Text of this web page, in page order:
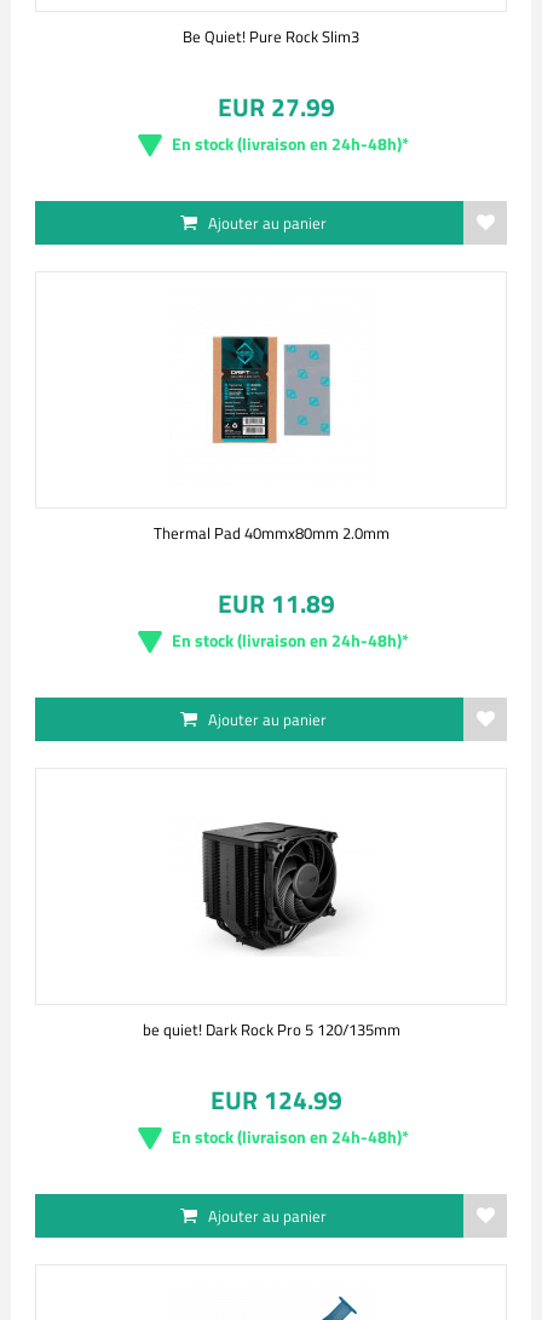
Be Quiet! Pure Rock Slim3
EUR 27.99
En stock (livraison en 24h-48h)*
Ajouter au panier
Thermal Pad 40mmx80mm 2.0mm
EUR 11.89
En stock (livraison en 24h-48h)*
Ajouter au panier
be quiet! Dark Rock Pro 5 120/135mm
EUR 124.99
En stock (livraison en 24h-48h)*
Ajouter au panier